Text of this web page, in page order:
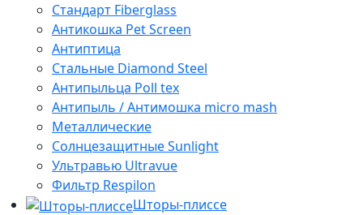
Стандарт Fiberglass
Антикошка Pet Screen
Антиптица
Стальные Diamond Steel
Антипыльца Poll tex
Антипыль / Антимошка micro mash
Металлические
Солнцезащитные Sunlight
Ультравью Ultravue
Фильтр Respilon
Шторы-плиссе